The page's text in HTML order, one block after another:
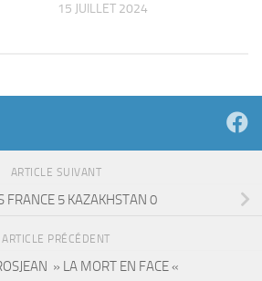
15 JUILLET 2024
ARTICLE SUIVANT
FRANCE 5 KAZAKHSTAN 0
ARTICLE PRÉCÉDENT
» LA MORT EN FACE «